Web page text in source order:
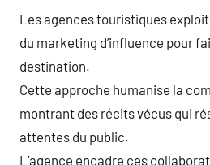
Les agences touristiques
du marketing d’influence pour
destination.
Cette approche humanise la
montrant des récits vécus qui
attentes du public.
L’agence encadre ces